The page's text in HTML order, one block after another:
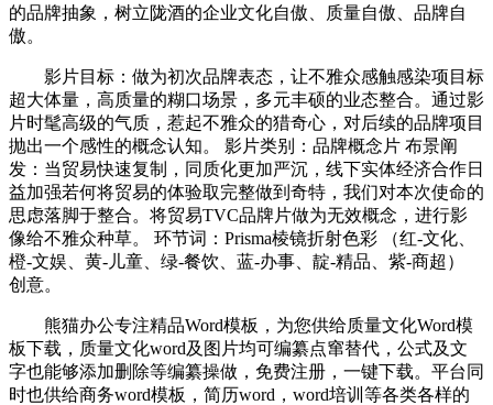
的品牌抽象，树立陇酒的企业文化自傲、质量自傲、品牌自
傲。
影片目标：做为初次品牌表态，让不雅众感触感染项目标
超大体量，高质量的糊口场景，多元丰硕的业态整合。通过影
片时髦高级的气质，惹起不雅众的猎奇心，对后续的品牌项目
抛出一个感性的概念认知。 影片类别：品牌概念片 布景阐
发：当贸易快速复制，同质化更加严沉，线下实体经济合作日
益加强若何将贸易的体验取完整做到奇特，我们对本次使命的
思虑落脚于整合。将贸易TVC品牌片做为无效概念，进行影
像给不雅众种草。 环节词：Prisma棱镜折射色彩 （红-文化、
橙-文娱、黄-儿童、绿-餐饮、蓝-办事、靛-精品、紫-商超）
创意。
熊猫办公专注精品Word模板，为您供给质量文化Word模
板下载，质量文化word及图片均可编纂点窜替代，公式及文
字也能够添加删除等编纂操做，免费注册，一键下载。平台同
时也供给商务word模板，简历word，word培训等各类各样的